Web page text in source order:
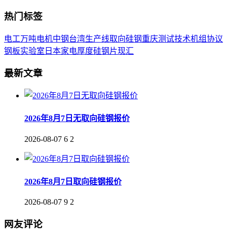
热门标签
电工万吨电机中钢台湾生产线取向硅钢重庆测试技术机组协议
钢板实验室 日本家电厚度硅钢片现汇
最新文章
2026年8月7日无取向硅钢报价
2026-08-07 6 2
2026年8月7日取向硅钢报价
2026-08-07 9 2
网友评论